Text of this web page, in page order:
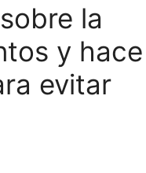
la
y hace
evitar